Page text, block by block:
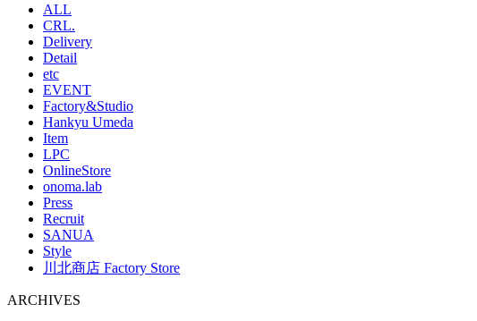
ALL
CRL.
Delivery
Detail
etc
EVENT
Factory&Studio
Hankyu Umeda
Item
LPC
OnlineStore
onoma.lab
Press
Recruit
SANUA
Style
川北商店 Factory Store
ARCHIVES